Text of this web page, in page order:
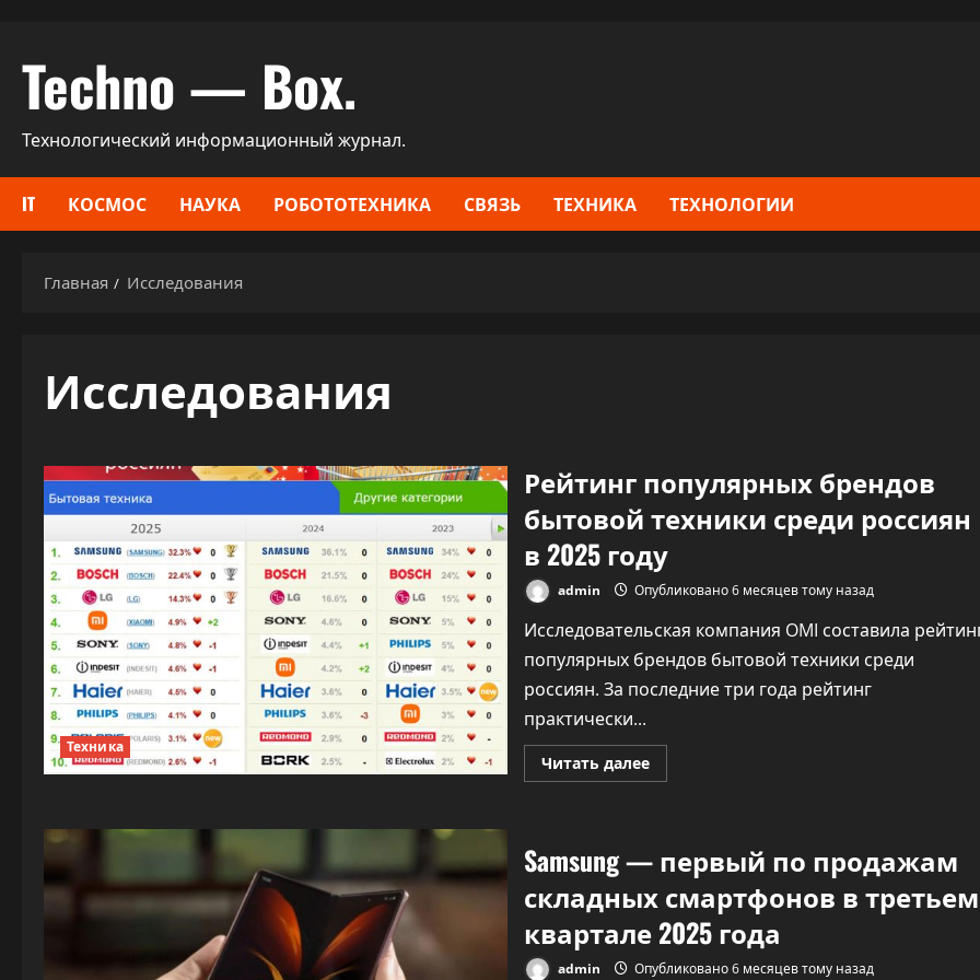
содержимому
Techno — Box.
Технологический информационный журнал.
IT КОСМОС НАУКА РОБОТОТЕХНИКА СВЯЗЬ ТЕХНИКА ТЕХНОЛОГИИ
Главная Исследования
Исследования
Техника
Рейтинг популярных брендов
бытовой техники среди россиян
в 2025 году
admin Опубликовано 6 месяцев тому назад
Исследовательская компания OMI составила
популярных брендов бытовой техники среди
россиян. За последние три года рейтинг
практически...
Читать далееПрочитать
больше
бытовой
техники
среди
россиян
в
2025
году
Samsung — первый по продажам
складных смартфонов в третьем
квартале 2025 года
admin Опубликовано 6 месяцев тому назад
Технологии
назад